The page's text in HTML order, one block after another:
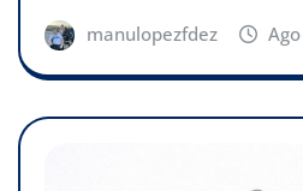
manulopezfdez